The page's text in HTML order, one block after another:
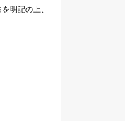
明記の上、